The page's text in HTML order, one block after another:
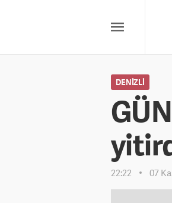
DENIZLI
22:22 07